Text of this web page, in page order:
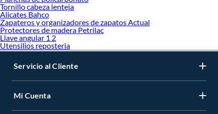
Tornillo cabeza lenteja
Alicates Bahco
Zapateros y organizadores de zapatos Actual
Protectores de madera Petrilac
Llave angular 1 2
Utensilios reposteria
Servicio al Cliente
Mi Cuenta